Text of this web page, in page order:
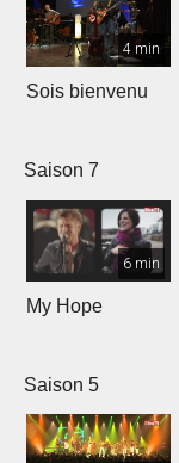
4 min
Sois bienvenu
Saison 7
6 min
My Hope
Saison 5